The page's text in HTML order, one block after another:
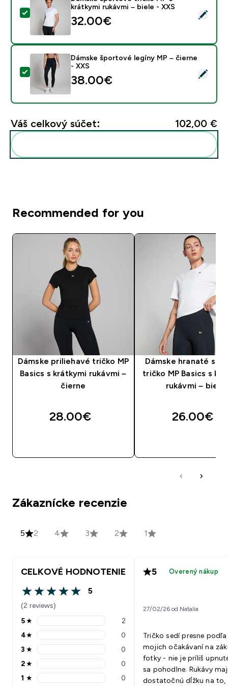
Vybrať tento produkt - Dámske športové tričko MP s
krátkymi rukávmi – biele - XXS
32.00€‎
Vybrať tento produkt - Dámske športové legíny MP –
Dámske športové legíny MP – čierne
- XXS
38.00€‎
Váš celkový súčet: 102,00 €‎
Recommended for you
Dámske priliehavé tričko MP
Basics s krátkymi rukávmi –
čierne
28.00€‎
Dámske hranaté
tričko MP Basics s
rukávmi – biele
26.00€‎
Zákaznícke recenzie
5 2 4 3 2 1
CELKOVÉ HODNOTENIE
5 out of 5 stars
5
(2 reviews)
5 stars rating 2 reviews
5★ 2
4 stars rating 0 reviews
4★ 0
3 stars rating 0 reviews
3 ★ 0
2 stars rating 0 reviews
2★ 0
1 stars rating 0 reviews
1 ★ 0
5 Overený nákup
27/02/26 od Natalia
Tričko sedí presne podľa
mojich očakávaní na
fotky - nie je príliš
sa pohodlne. Rukávy
dostatočnú dĺžku na to,